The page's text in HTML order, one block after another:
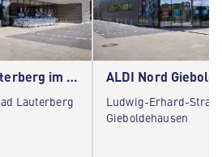
ALDI Nord Bad Lauterberg im Harz
Lauterberg
ALDI Nord
Ludwig-Erhard-
Gieboldehausen